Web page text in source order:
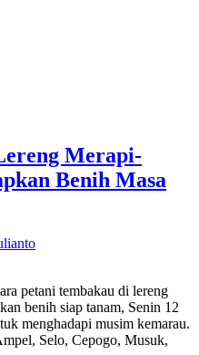
Merapi-
Benih Masa
petani tembakau di lereng
benih siap tanam, Senin 12
menghadapi musim kemarau.
Selo, Cepogo, Musuk,